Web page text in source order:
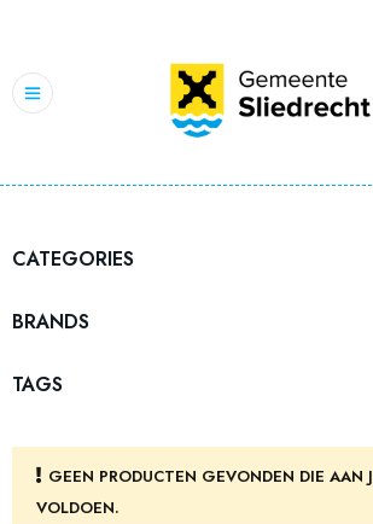
CATEGORIES
BRANDS
TAGS
GEEN PRODUCTEN GEVONDEN DIE AAN
VOLDOEN.